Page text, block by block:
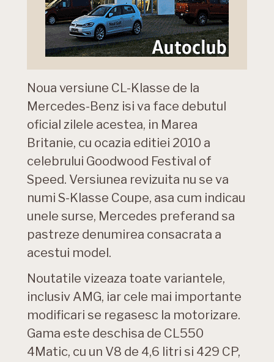
Noua versiune CL-Klasse de la
Mercedes-Benz isi va face debutul
oficial zilele acestea, in Marea
Britanie, cu ocazia editiei 2010 a
celebrului Goodwood Festival of
Speed. Versiunea revizuita nu se va
numi S-Klasse Coupe, asa cum indicau
unele surse, Mercedes preferand sa
pastreze denumirea consacrata a
acestui model.
Noutatile vizeaza toate variantele,
inclusiv AMG, iar cele mai importante
modificari se regasesc la motorizare.
Gama este deschisa de CL550
4Matic, cu un V8 de 4,6 litri si 429 CP,